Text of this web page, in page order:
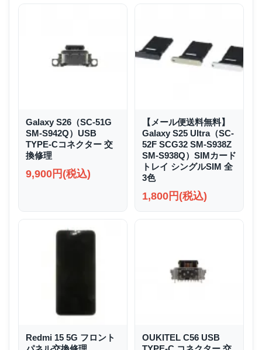
Galaxy S26（SC-51G
SM-S942Q）USB
TYPE-Cコネクター 交
換修理
9,900円(税込)
【メール便送料無料】
Galaxy S25 Ultra（SC-
52F SCG32 SM-S938Z
SM-S938Q）SIMカード
トレイ シングルSIM 全
3色
1,800円(税込)
Redmi 15 5G フロント
OUKITEL C56 USB